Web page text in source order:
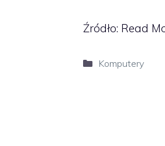
Źródło: Read
Kategorie
Komputery